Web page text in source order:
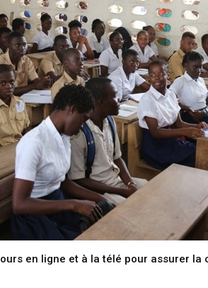
en ligne et à la télé pour assurer la